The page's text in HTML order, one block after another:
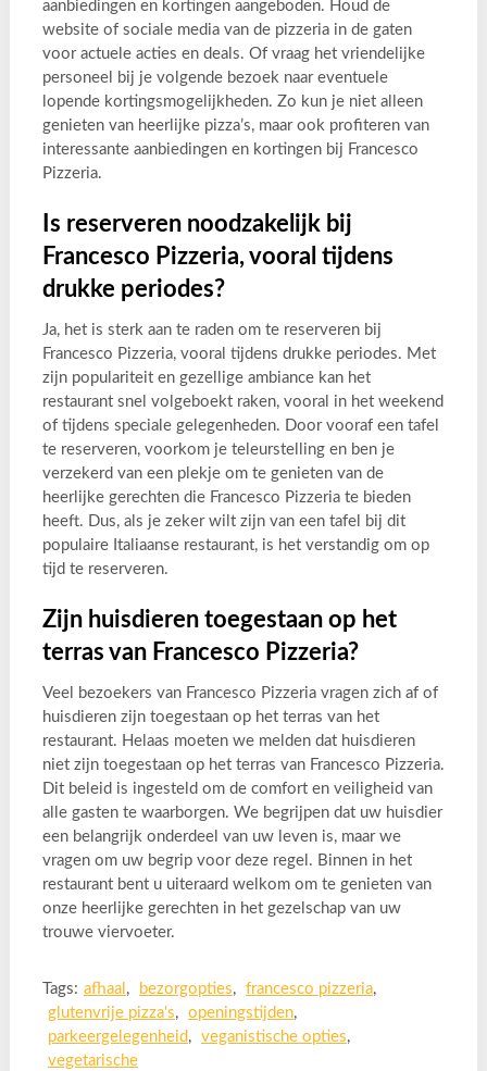
aanbiedingen en kortingen aangeboden. Houd de
website of sociale media van de pizzeria in de gaten
voor actuele acties en deals. Of vraag het vriendelijke
personeel bij je volgende bezoek naar eventuele
lopende kortingsmogelijkheden. Zo kun je niet alleen
genieten van heerlijke pizza’s, maar ook profiteren van
interessante aanbiedingen en kortingen bij Francesco
Pizzeria.
Is reserveren noodzakelijk bij
Francesco Pizzeria, vooral tijdens
drukke periodes?
Ja, het is sterk aan te raden om te reserveren bij
Francesco Pizzeria, vooral tijdens drukke periodes. Met
zijn populariteit en gezellige ambiance kan het
restaurant snel volgeboekt raken, vooral in het weekend
of tijdens speciale gelegenheden. Door vooraf een tafel
te reserveren, voorkom je teleurstelling en ben je
verzekerd van een plekje om te genieten van de
heerlijke gerechten die Francesco Pizzeria te bieden
heeft. Dus, als je zeker wilt zijn van een tafel bij dit
populaire Italiaanse restaurant, is het verstandig om op
tijd te reserveren.
Zijn huisdieren toegestaan op het
terras van Francesco Pizzeria?
Veel bezoekers van Francesco Pizzeria vragen zich af of
huisdieren zijn toegestaan op het terras van het
restaurant. Helaas moeten we melden dat huisdieren
niet zijn toegestaan op het terras van Francesco Pizzeria.
Dit beleid is ingesteld om de comfort en veiligheid van
alle gasten te waarborgen. We begrijpen dat uw huisdier
een belangrijk onderdeel van uw leven is, maar we
vragen om uw begrip voor deze regel. Binnen in het
restaurant bent u uiteraard welkom om te genieten van
onze heerlijke gerechten in het gezelschap van uw
trouwe viervoeter.
Tags: afhaal , bezorgopties, francesco pizzeria,
glutenvrije pizza's, openingstijden,
parkeergelegenheid, veganistische opties,
vegetarische